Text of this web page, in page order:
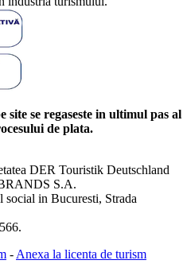
se regaseste in ultimul pas al
de plata.
DER Touristik Deutschland
S.A.
in Bucuresti, Strada
- Anexa la licenta de turism